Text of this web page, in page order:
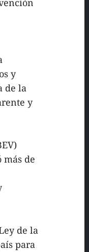
y
de la
y
de
de la
para